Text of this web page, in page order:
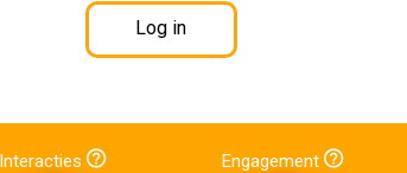
Log in
Interacties Engagement